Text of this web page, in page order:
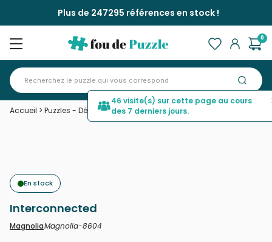
Plus de 247295 références en stock !
0
Accueil > Puzzles - Déco et Objets >Interconnected
En stock
Interconnected
MagnoliaMagnolia-8604
46 visite(s) sur cette page au cours
des 7 derniers jours.